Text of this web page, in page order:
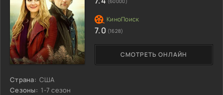
Страна: США
Сезоны: 1-7 сезон
СМОТРЕТЬ ОНЛАЙН
7.0 (1628)